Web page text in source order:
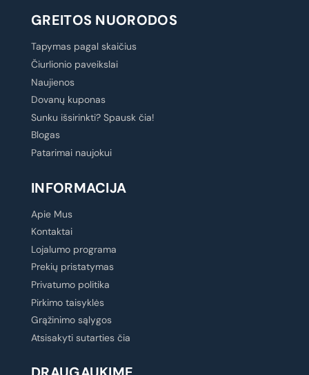
GREITOS NUORODOS
Tapymas pagal skaičius
Čiurlionio paveikslai
Naujienos
Dovanų kuponas
Sunku išsirinkti? Spausk čia!
Blogas
Patarimai naujokui
INFORMACIJA
Apie Mus
Kontaktai
Lojalumo programa
Prekių pristatymas
Privatumo politika
Pirkimo taisyklės
Grąžinimo sąlygos
Atsisakyti sutarties čia